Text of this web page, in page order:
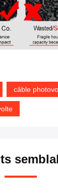
câble